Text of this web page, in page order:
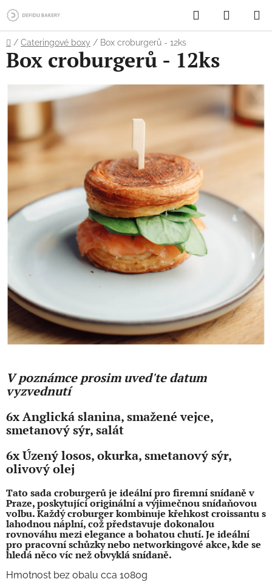
Přejít
na
obsah
Hledat
KOŠÍK
Domů
/ Cateringové boxy / Box croburgerů - 12ks
V poznámce prosim uved'te datum
vyzvednutí
6x Anglická slanina, smažené vejce,
smetanový sýr, salát
6x Úzený losos, okurka, smetanový sýr,
olivový olej
Tato sada croburgerů je ideální pro firemní snídaně v
Praze, poskytující originální a výjimečnou snídaňovou
volbu. Každý croburger kombinuje křehkost croissantu s
lahodnou náplní, což představuje dokonalou
rovnováhu mezi elegance a bohatou chutí. Je ideální
pro pracovní schůzky nebo networkingové akce, kde se
hledá něco víc než obvyklá snídaně.
Hmotnost bez obalu cca 1080g
Box croburgerů - 12ks